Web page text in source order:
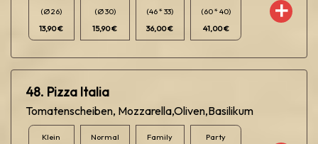
(Ø 26)
13,90 €
(Ø 30)
15,90 €
(46 * 33)
36,00 €
(60 * 40)
41,00 €
48. Pizza Italia
Tomatenscheiben, Mozzarella,Oliven,Basilikum
Klein
Normal
Family
Party